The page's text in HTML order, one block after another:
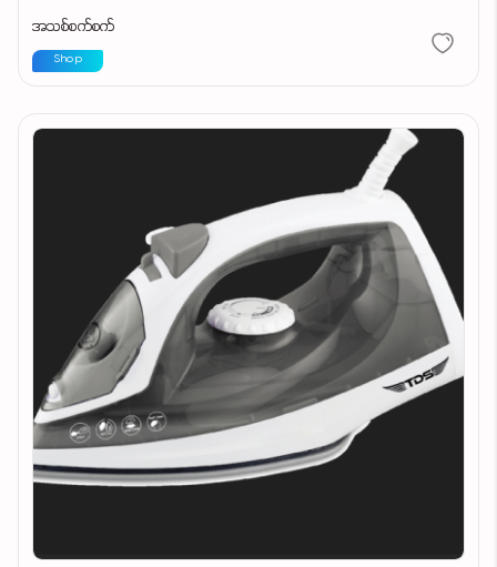
အသစ်စက်စက်
Shop